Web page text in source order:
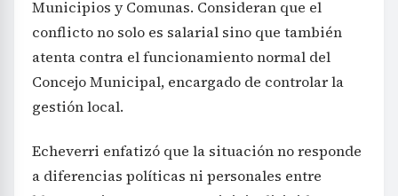
Municipios y Comunas. Consideran que el
conflicto no solo es salarial sino que también
atenta contra el funcionamiento normal del
Concejo Municipal, encargado de controlar la
gestión local.
Echeverri enfatizó que la situación no responde
a diferencias políticas ni personales entre